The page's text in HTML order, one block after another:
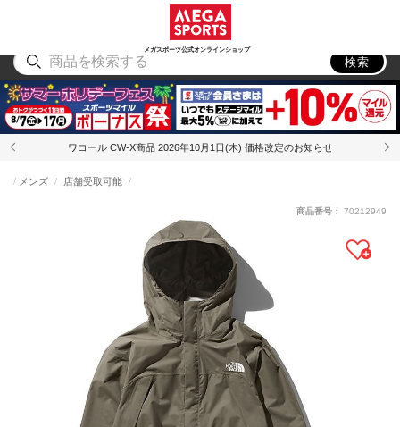
メガスポーツ公式オンラインショップ
アウトドア
検索
ワコール CW-X商品 2026年10月1日(木) 価格改定のお知らせ
メンズ 店舗受取可能
商品番号： 70212949